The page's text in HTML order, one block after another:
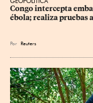
Congo intercepta
ébola; realiza pruebas
Por Reuters